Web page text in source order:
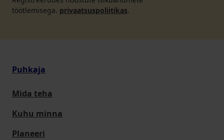
töötlemisega. privaatsuspoliitikas.
Puhkaja
Mida teha
Kuhu minna
Planeeri